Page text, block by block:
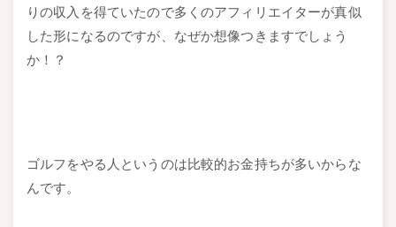
りの収入を得ていたので多くのアフィリエイターが真似
した形になるのですが、なぜか想像つきますでしょう
か！？
ゴルフをやる人というのは比較的お金持ちが多いからな
んです。